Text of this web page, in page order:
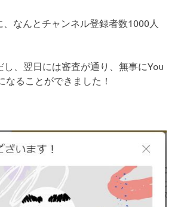
なんとチャンネル登録者数1000人
し、翌日には審査が通り、無事にYou
なることができました！